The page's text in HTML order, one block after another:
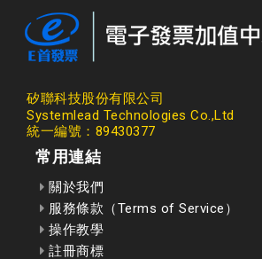
矽聯科技股份有限公司
Systemlead Technologies Co.,Ltd
統一編號：89430377
常用連結
關於我們
服務條款（Terms of Service）
操作教學
註冊商標